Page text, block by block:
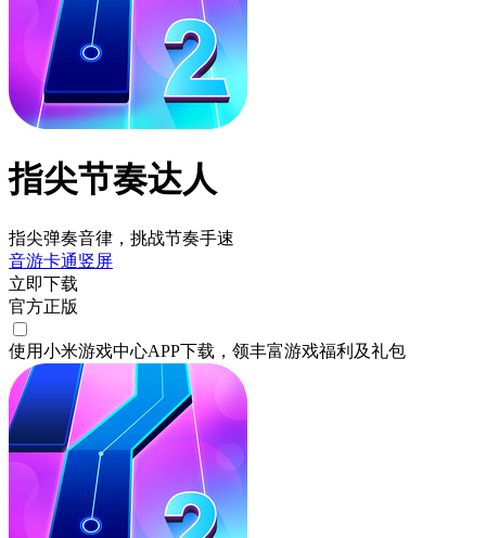
指尖节奏达人
指尖弹奏音律，挑战节奏手速
音游卡通竖屏
立即下载
官方正版
使用小米游戏中心APP下载 ，领丰富游戏福利 及礼包